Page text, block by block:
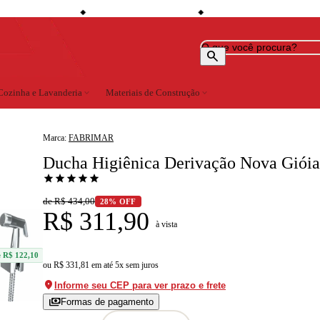
desconto à vista Compre no site e retire na loja Todo o site em até 5x sem juros
search
e Lavanderia expand_more Materiais de Construção expand_more
R$ 122,10
Marca: FABRIMAR
Ducha Higiênica Derivação Nova
star star star star star
de R$ 434,00 28% OFF
R$ 311,90 à vista
ou R$ 331,81 em até 5x sem juros
location_on Informe seu CEP para ver prazo e frete
paymentsFormas de pagamento